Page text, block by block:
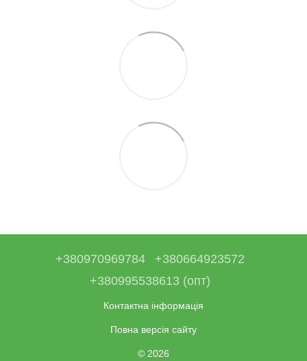
+380970969784
+380664923572
+380995538613 (опт)
Контактна інформація
Повна версія сайту
© 2026